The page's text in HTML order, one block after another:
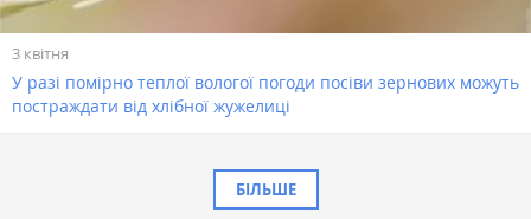
3 квітня
У разі помірно теплої вологої погоди посіви зернових можуть
постраждати від хлібної жужелиці
БІЛЬШЕ